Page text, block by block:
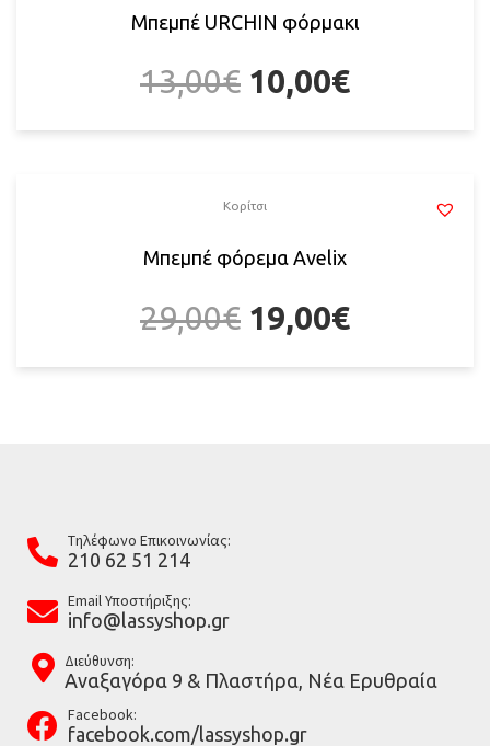
Μπεμπέ URCHIN φόρμακι
13,00€ 10,00€
Κορίτσι
Μπεμπέ φόρεμα Avelix
29,00€ 19,00€
Tηλέφωνο Επικοινωνίας:
210 62 51 214
Email Υποστήριξης:
info@lassyshop.gr
Διεύθυνση:
Αναξαγόρα 9 & Πλαστήρα, Νέα Ερυθραία
Facebook:
facebook.com/lassyshop.gr